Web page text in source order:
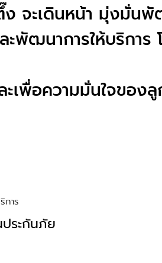
จะเดินหน้า มุ่งมั่น
พัฒนาการให้บริกา
ะเพื่อความมั่นใจของ
การ
ระกันภัย